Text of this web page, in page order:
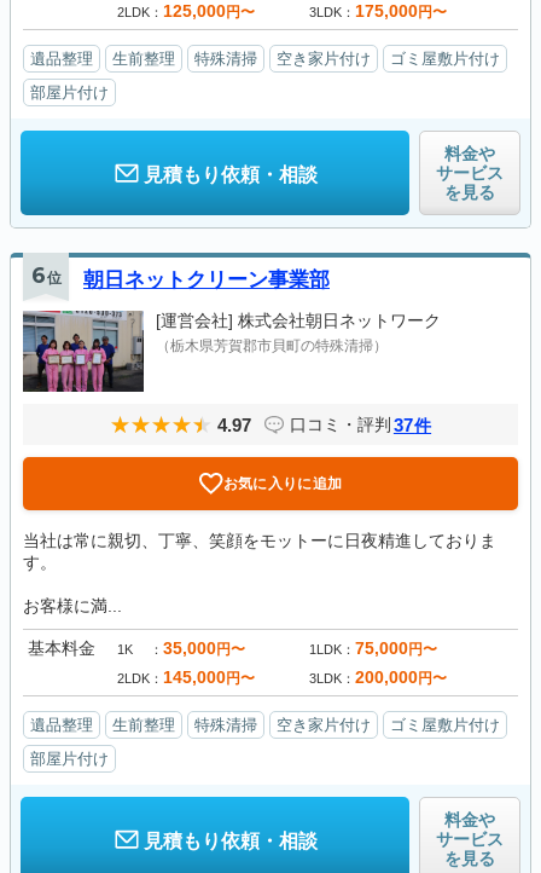
2LDK 125,000円〜 3LDK 175,000円〜
遺品整理 生前整理 特殊清掃 空き家片付け
ゴミ屋敷片付け
部屋片付け
見積もり依頼・相談
料金や
サービス
を見る
6位 朝日ネットクリーン事業部
[運営会社] 株式会社朝日ネットワーク
（栃木県芳賀郡市貝町の特殊清掃）
4.97 口コミ・評判 37件
お気に入りに追加
当社は常に親切、丁寧、笑顔をモットーに日夜精進しておりま
す。
お客様に満...
基本料金 1K 35,000円〜 1LDK 75,000円〜
2LDK 145,000円〜 3LDK 200,000円〜
遺品整理 生前整理 特殊清掃 空き家片付け
ゴミ屋敷片付け
部屋片付け
見積もり依頼・相談
料金や
サービス
を見る